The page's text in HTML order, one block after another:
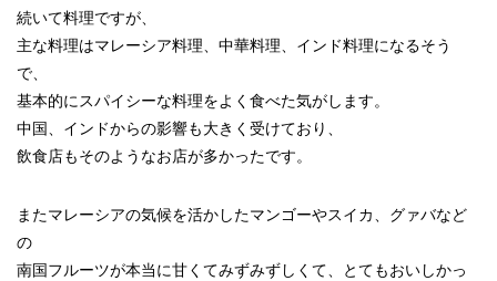
続いて料理ですが、
主な料理はマレーシア料理、中華料理、インド料理になるそう
で、
基本的にスパイシーな料理をよく食べた気がします。
中国、インドからの影響も大きく受けており、
飲食店もそのようなお店が多かったです。
またマレーシアの気候を活かしたマンゴーやスイカ、グァバなど
の
南国フルーツが本当に甘くてみずみずしくて、とてもおいしかっ